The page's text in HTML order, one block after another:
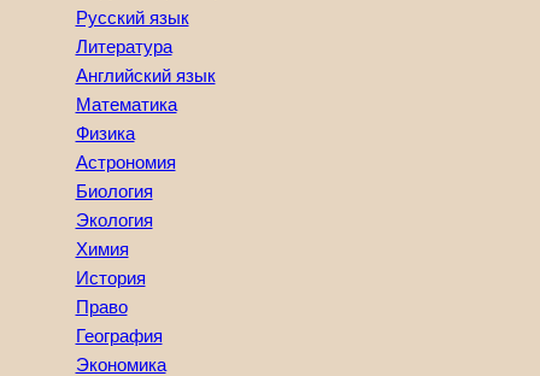
Русский язык
Литература
Английский язык
Математика
Физика
Астрономия
Биология
Экология
Химия
История
Право
География
Экономика